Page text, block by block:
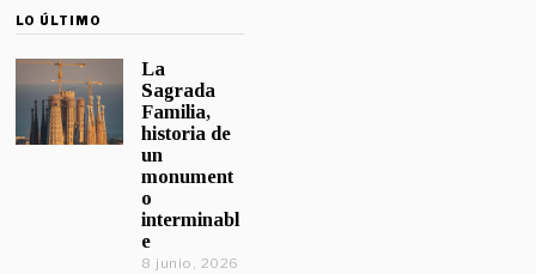
LO ÚLTIMO
La
Sagrada
Familia,
historia de
un
monument
o
interminabl
e
8 junio, 2026